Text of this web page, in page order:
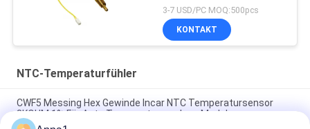
3-7 USD/PC MOQ:500pcs
KONTAKT
NTC-Temperaturfühler
CWF5 Messing Hex Gewinde Incar NTC Temperatursensor
8KOHM 1% Für Auto Temperaturregelung Modul